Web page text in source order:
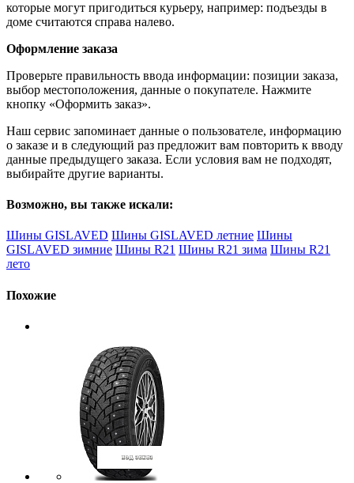
которые могут пригодиться курьеру, например: подъезды в
доме считаются справа налево.
Оформление заказа
Проверьте правильность ввода информации: позиции заказа,
выбор местоположения, данные о покупателе. Нажмите
кнопку «Оформить заказ».
Наш сервис запоминает данные о пользователе, информацию
о заказе и в следующий раз предложит вам повторить к вводу
данные предыдущего заказа. Если условия вам не подходят,
выбирайте другие варианты.
Возможно, вы также искали:
Шины GISLAVED Шины GISLAVED летние Шины
GISLAVED зимние Шины R21 Шины R21 зима Шины R21
лето
Похожие